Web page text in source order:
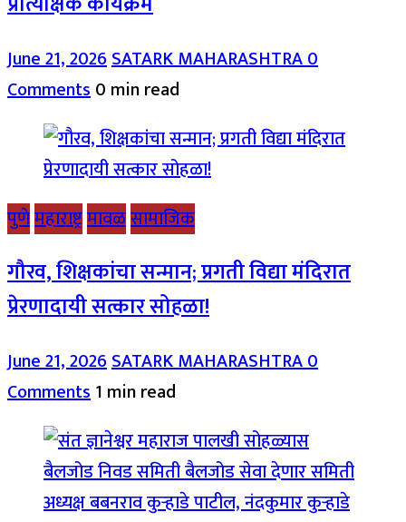
June 21, 2026SATARK MAHARASHTRA0
Comments0 min read
पुणेमहाराष्ट्रमावळसामाजिक
गौरव, शिक्षकांचा सन्मान; प्रगती विद्या मंदिरात
प्रेरणादायी सत्कार सोहळा!
June 21, 2026SATARK MAHARASHTRA0
Comments1 min read